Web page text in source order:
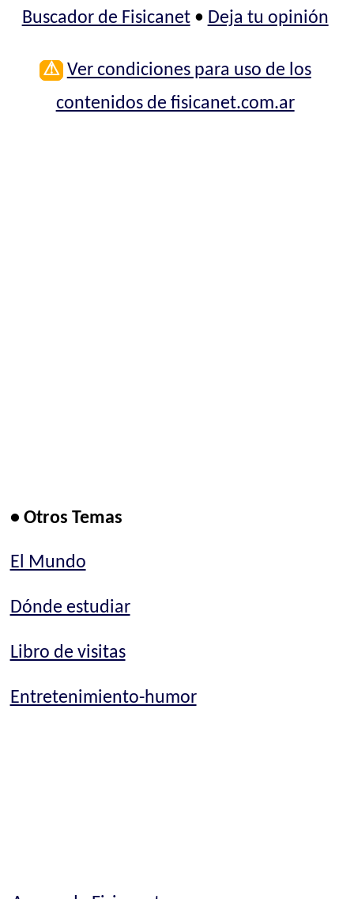
Buscador de Fisicanet• Deja tu opinión
⚠ Ver condiciones para uso de los
contenidos de fisicanet.com.ar
• Otros Temas
El Mundo
Dónde estudiar
Libro de visitas
Entretenimiento-humor